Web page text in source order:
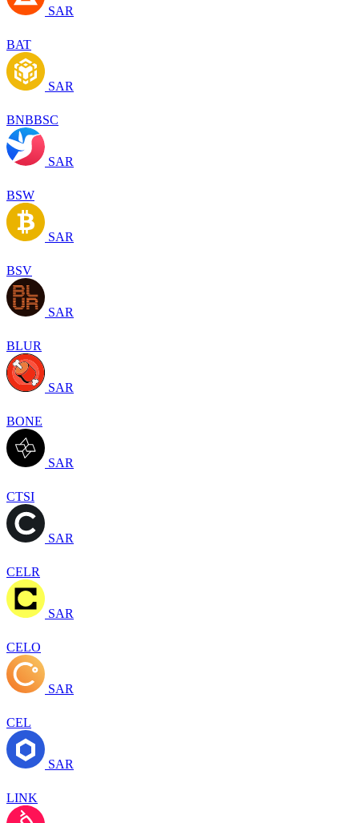
SAR
BAT
SAR
BNBBSC
SAR
BSW
SAR
BSV
SAR
BLUR
SAR
BONE
SAR
CTSI
SAR
CELR
SAR
CELO
SAR
CEL
SAR
LINK